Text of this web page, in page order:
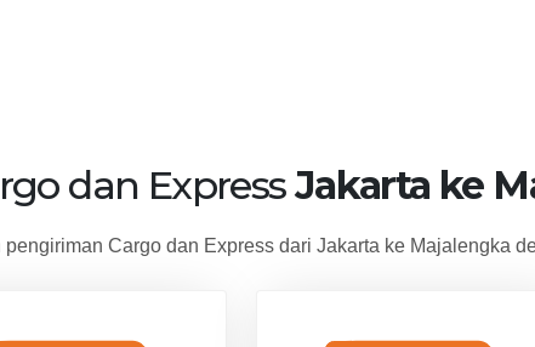
dan ExpressJakarta ke
Cargo dan Express dari Jakarta ke Majalengka